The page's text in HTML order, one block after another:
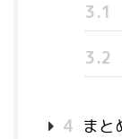
3.1
3.2
4 まと